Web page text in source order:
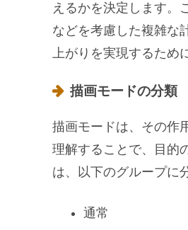
えるかを決定します。
などを考慮した複雑な
上がりを実現するため
描画モードの分類
描画モードは、その作
理解することで、目的
は、以下のグループに
通常